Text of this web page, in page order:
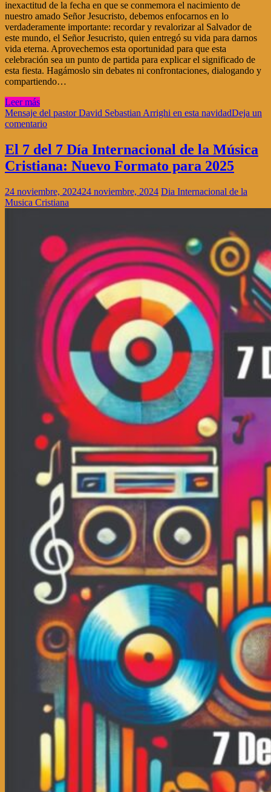
inexactitud de la fecha en que se conmemora el nacimiento de
nuestro amado Señor Jesucristo, debemos enfocarnos en lo
verdaderamente importante: recordar y revalorizar al Salvador de
este mundo, el Señor Jesucristo, quien entregó su vida para darnos
vida eterna. Aprovechemos esta oportunidad para que esta
celebración sea un punto de partida para explicar el significado de
esta fiesta. Hagámoslo sin debates ni confrontaciones, dialogando y
compartiendo…
Leer más
Mensaje del pastor David Sebastian Arrighi en esta navidadDeja un
comentario
El 7 del 7 Día Internacional de la Música
Cristiana: Nuevo Formato para 2025
24 noviembre, 202424 noviembre, 2024 Dia Internacional de la
Musica Cristiana